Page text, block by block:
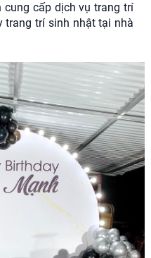
cấp dịch vụ trang trí
trang trí sinh nhật tại nhà